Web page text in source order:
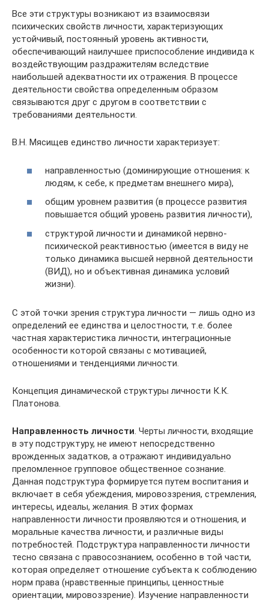
Все эти структуры возникают из взаимосвязи
психических свойств личности, характеризующих
устойчивый, постоянный уровень активности,
обеспечивающий наилучшее приспособление индивида к
воздействующим раздражителям вследствие
наибольшей адекватности их отражения. В процессе
деятельности свойства определенным образом
связываются друг с другом в соответствии с
требованиями деятельности.
В.Н. Мясищев единство личности характеризует:
направленностью (доминирующие отношения: к
людям, к себе, к предметам внешнего мира),
общим уровнем развития (в процессе развития
повышается общий уровень развития личности),
структурой личности и динамикой нервно-
психической реактивностью (имеется в виду не
только динамика высшей нервной деятельности
(ВИД), но и объективная динамика условий
жизни).
С этой точки зрения структура личности — лишь одно из
определений ее единства и целостности, т.е. более
частная характеристика личности, интеграционные
особенности которой связаны с мотивацией,
отношениями и тенденциями личности.
Концепция динамической структуры личности К.К.
Платонова.
Направленность личности . Черты личности, входящие
в эту подструктуру, не имеют непосредственно
врожденных задатков, а отражают индивидуально
преломленное групповое общественное сознание.
Данная подструктура формируется путем воспитания и
включает в себя убеждения, мировоззрения, стремления,
интересы, идеалы, желания. В этих формах
направленности личности проявляются и отношения, и
моральные качества личности, и различные виды
потребностей. Подструктура направленности личности
тесно связана с правосознанием, особенно в той части,
которая определяет отношение субъекта к соблюдению
норм права (нравственные принципы, ценностные
ориентации, мировоззрение). Изучение направленности